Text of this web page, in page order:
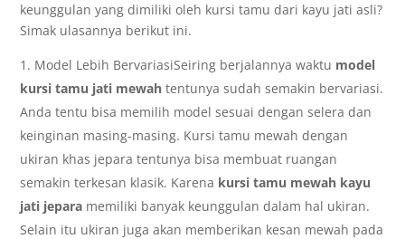
keunggulan yang dimiliki oleh kursi tamu dari kayu jati asli?
Simak ulasannya berikut ini.
Model Lebih BervariasiSeiring berjalannya waktu model
kursi tamu jati mewah tentunya sudah semakin bervariasi.
Anda tentu bisa memilih model sesuai dengan selera dan
keinginan masing-masing. Kursi tamu mewah dengan
ukiran khas jepara tentunya bisa membuat ruangan
semakin terkesan klasik. Karena kursi tamu mewah kayu
jati jepara memiliki banyak keunggulan dalam hal ukiran.
Selain itu ukiran juga akan memberikan kesan mewah pada